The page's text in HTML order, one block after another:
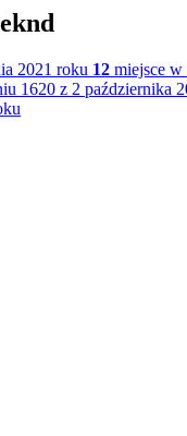
2021 roku 12 miejsce
1620 z 2 października